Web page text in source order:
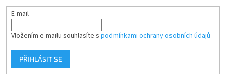
E-mail
Vložením e-mailu souhlasíte s podmínkami ochrany osobních údajů
PŘIHLÁSIT SE